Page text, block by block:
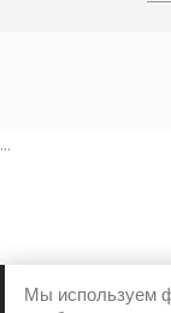
...
Мы используем